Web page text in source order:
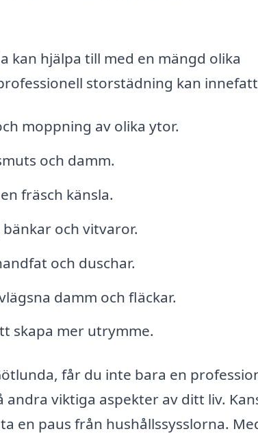
kan hjälpa till med en mängd olika
storstädning kan
moppning av olika ytor.
och damm.
fräsch känsla.
och vitvaror.
och duschar.
damm och fläckar.
skapa mer utrymme.
får du inte bara en
viktiga aspekter av ditt liv.
en paus från hushållssysslorna.